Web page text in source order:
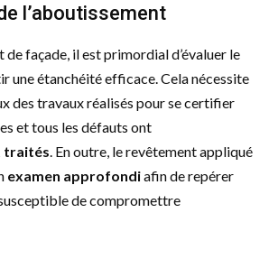
l’aboutissement
de façade, il est primordial d’évaluer le
une étanchéité efficace. Cela nécessite
des travaux réalisés pour se certifier
et tous les défauts ont
traités . En outre, le revêtement appliqué
examen approfondiafin de repérer
de compromettre